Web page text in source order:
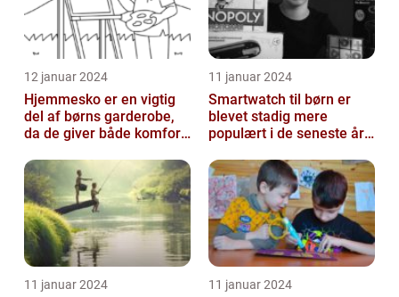
12 januar 2024
Hjemmesko er en vigtig
del af børns garderobe,
da de giver både komfort
børnenes ...
11 januar 2024
Smartwatch til børn er
blevet stadig mere
populært i de seneste år,
mulighed f...
11 januar 2024 11 januar 2024